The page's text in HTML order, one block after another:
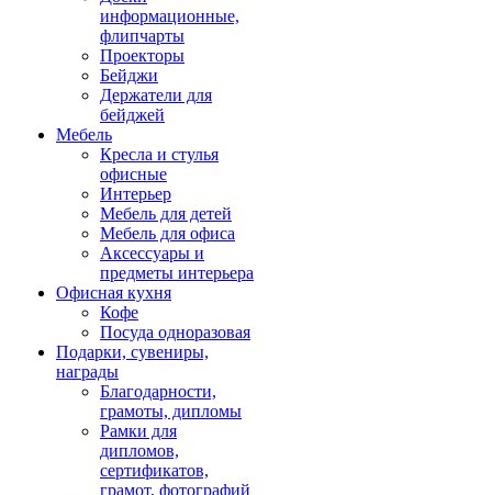
информационные,
флипчарты
Проекторы
Бейджи
Держатели для
бейджей
Мебель
Кресла и стулья
офисные
Интерьер
Мебель для детей
Мебель для офиса
Аксессуары и
предметы интерьера
Офисная кухня
Кофе
Посуда одноразовая
Подарки, сувениры,
награды
Благодарности,
грамоты, дипломы
Рамки для
дипломов,
сертификатов,
грамот, фотографий